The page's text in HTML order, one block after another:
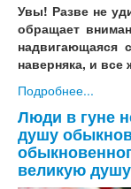
Увы! Разве не
обращает
надвигающаяся
наверняка, и все
Подробнее...
Люди в гуне
душу
великую душу